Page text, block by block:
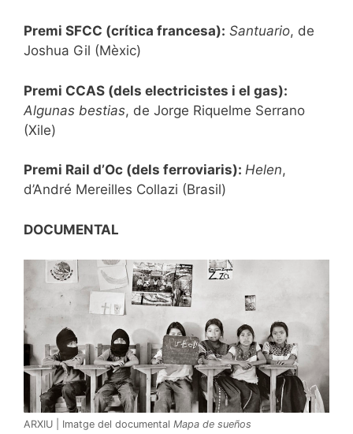
Premi SFCC (crítica francesa): Santuario, de
Joshua Gil (Mèxic)
Premi CCAS (dels electricistes i el gas):
Algunas bestias, de Jorge Riquelme Serrano
(Xile)
Premi Rail d’Oc (dels ferroviaris): Helen,
d’André Mereilles Collazi (Brasil)
DOCUMENTAL
ARXIU | Imatge del documental Mapa de sueños